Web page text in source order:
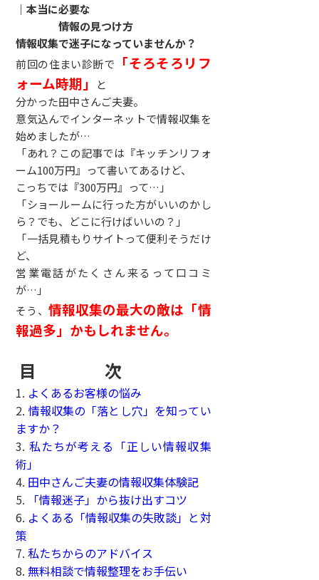
｜本当に必要な
情報の見つけ方
情報収集で迷子になっていませんか？
前回の住まい診断で
「そろそろリフ
ォーム時期」
と
分かった田中さんご夫妻。
意気込んでインターネットで情報収集を
始めましたが…
「あれ？この記事では『キッチンリフォ
ーム100万円』って書いてあるけど、
こっちでは『300万円』って…」
「ショールームに行った方がいいのかし
ら？でも、どこに行けばいいの？」
「一括見積もりサイトって便利そうだけ
ど、
営業電話がたくさん来るって口コミ
が…」
そう、 情報収集の最大の敵は「情
報過多」かもしれません。
目 次
1. よくあるお客様の悩み
2. 情報収集の「落とし穴」を知ってい
ますか？
3. 私たちが考える「正しい情報収集
術」
4. 田中さんご夫妻の情報収集体験記
5.
「情報迷子」から抜け出すコツ
6. よくある「情報収集の失敗談」と対
策
7.私たちからのアドバイス
8.無料相談で情報整理をお手伝い